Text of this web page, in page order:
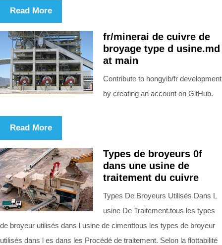
Read More
fr/minerai de cuivre de
broyage type d usine.md
at main
Contribute to hongyib/fr development
by creating an account on GitHub.
Read More
Types de broyeurs 0f
dans une usine de
traitement du cuivre
Types De Broyeurs Utilisés Dans L
usine De Traitement.tous les types
de broyeur utilisés dans l usine de cimenttous les types de broyeur
utilisés dans l es dans les Procédé de traitement. Selon la flottabilité